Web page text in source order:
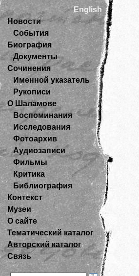
English
Новости
События
Биография
Документы
Сочинения
Именной указатель
Рукописи
О Шаламове
Воспоминания
Исследования
Фотоархив
Аудиозаписи
Фильмы
Критика
Библиография
Контекст
Музеи
О сайте
Тематический каталог
Авторский каталог
Связь